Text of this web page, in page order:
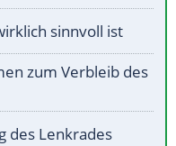
sinnvoll ist
zum Verbleib des
des Lenkrades